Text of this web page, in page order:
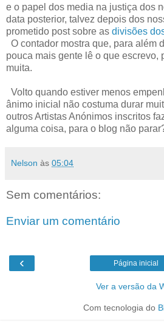
e o papel dos media na justiça dos
data posterior, talvez depois dos
prometido post sobre as divisões
O contador mostra que, para além
pouca mais gente lê o que escrevo,
muita.
Volto quando estiver menos
ânimo inicial não costuma durar
outros Artistas Anónimos inscritos
alguma coisa, para o blog não
Nelson às 05:04
Sem comentários:
Enviar um comentário
‹ Página inicial
Ver a versão da
Com tecnologia do